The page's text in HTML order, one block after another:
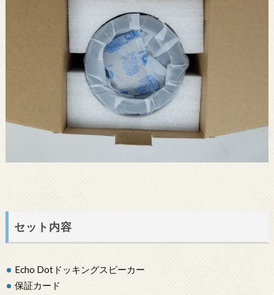
セット内容
Echo Dotドッキングスピーカー
保証カード